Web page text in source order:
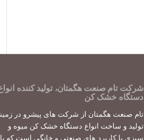
شرکت تام صنعت هگمتان، تولید کننده
دستگاه خشک کن
تام صنعت هگمتان از شرکت های پیشرو در
تولید و ساخت انواع دستگاه خشک کن میوه و
سبزی با کاربرد های صنعتی و خانگی است که با